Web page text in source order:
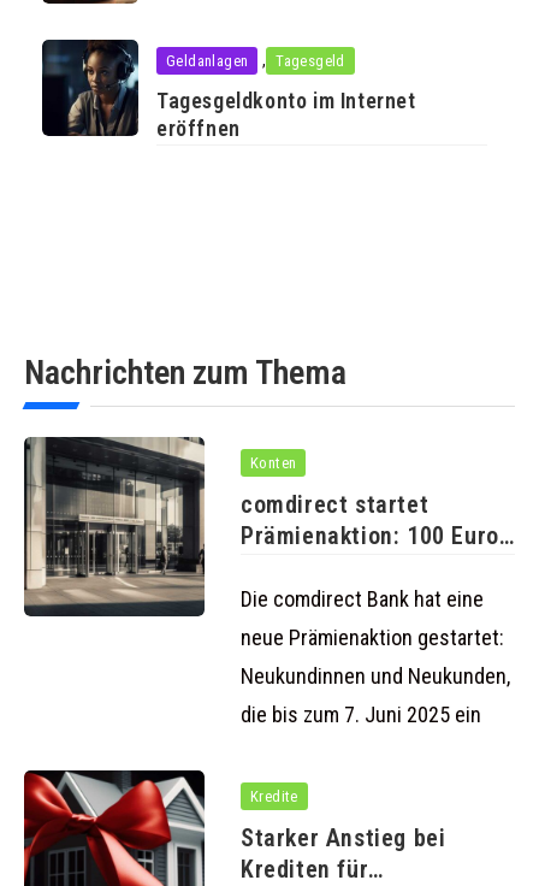
Geldanlagen , Tagesgeld
Tagesgeldkonto im Internet
eröffnen
Nachrichten zum Thema
Konten
comdirect startet
Prämienaktion: 100 Euro
Die comdirect Bank hat eine
neue Prämienaktion gestartet:
Neukundinnen und Neukunden,
die bis zum 7. Juni 2025 ein
Kredite
Starker Anstieg bei
Krediten für